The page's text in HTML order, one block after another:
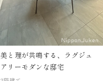
美と理が共鳴する、ラグジュ
アリーモダンな邸宅